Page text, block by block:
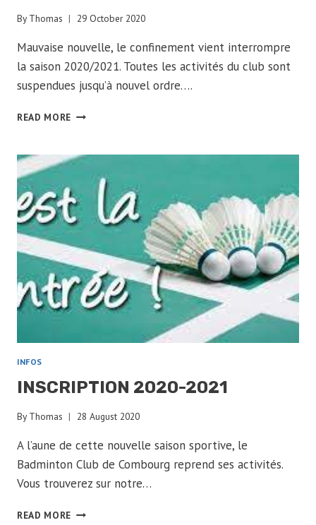
By Thomas 29 October 2020
Mauvaise nouvelle, le confinement vient interrompre
la saison 2020/2021. Toutes les activités du club sont
suspendues jusqu’à nouvel ordre….
READ MORE SUSPENSION
SAISON
INFOS
INSCRIPTION 2020-2021
By Thomas 28 August 2020
A l’aune de cette nouvelle saison sportive, le
Badminton Club de Combourg reprend ses activités.
Vous trouverez sur notre…
READ MORE INSCRIPTION